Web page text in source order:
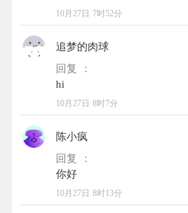
10月27日 7时52分
追梦的肉球
回复 ：
10月27日 8时7分
陈小疯
回复 ：
10月27日 8时13分